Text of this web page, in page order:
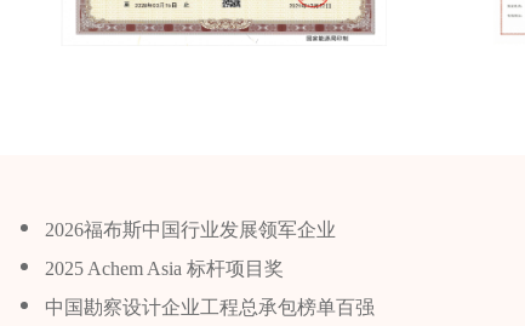
2026福布斯中国行业发展领军企业
2025 Achem Asia 标杆项目奖
中国勘察设计企业工程总承包榜单百强